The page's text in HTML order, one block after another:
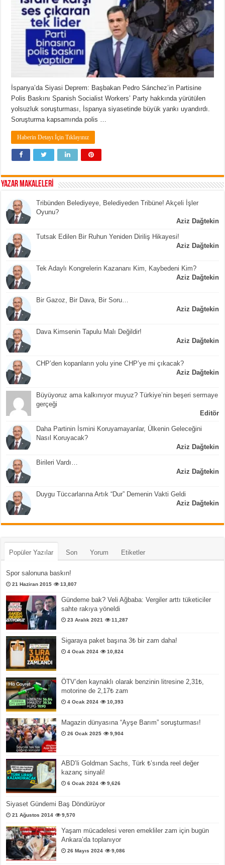
İspanya’da Siyasi Deprem: Başbakan Pedro Sánchez’in Partisine
Polis Baskını Spanish Socialist Workers’ Party hakkında yürütülen
yolsuzluk soruşturması, İspanya siyasetinde büyük yankı uyandırdı.
Soruşturma kapsamında polis …
Haberin Detayı İçin Tıklayınız
YAZAR MAKALELERİ
Tribünden Belediyeye, Belediyeden Tribüne! Akçeli İşler
Oyunu?
Aziz Dağtekin
Tutsak Edilen Bir Ruhun Yeniden Diriliş Hikayesi!
Aziz Dağtekin
Tek Adaylı Kongrelerin Kazananı Kim, Kaybedeni Kim?
Aziz Dağtekin
Bir Gazoz, Bir Dava, Bir Soru…
Aziz Dağtekin
Dava Kimsenin Tapulu Malı Değildir!
Aziz Dağtekin
CHP’den kopanların yolu yine CHP’ye mi çıkacak?
Aziz Dağtekin
Büyüyoruz ama kalkınıyor muyuz? Türkiye’nin beşeri sermaye
gerçeği
Editör
Daha Partinin İsmini Koruyamayanlar, Ülkenin Geleceğini
Nasıl Koruyacak?
Aziz Dağtekin
Birileri Vardı…
Aziz Dağtekin
Duygu Tüccarlarına Artık “Dur” Demenin Vakti Geldi
Aziz Dağtekin
Popüler Yazılar Son Yorum Etiketler
Spor salonuna baskın!
21 Haziran 2015 13,807
Gündeme bak? Veli Ağbaba: Vergiler arttı tüketiciler
sahte rakıya yöneldi
23 Aralık 2021 11,287
Sigaraya paket başına 3₺ bir zam daha!
4 Ocak 2024 10,824
ÖTV’den kaynaklı olarak benzinin litresine 2,31₺,
motorine de 2,17₺ zam
4 Ocak 2024 10,393
Magazin dünyasına “Ayşe Barım” soruşturması!
26 Ocak 2025 9,904
ABD’li Goldman Sachs, Türk ₺’sında reel değer
kazanç sinyali!
6 Ocak 2024 9,626
Siyaset Gündemi Baş Döndürüyor
21 Ağustos 2014 9,570
Yaşam mücadelesi veren emekliler zam için bugün
Ankara’da toplanıyor
26 Mayıs 2024 9,086